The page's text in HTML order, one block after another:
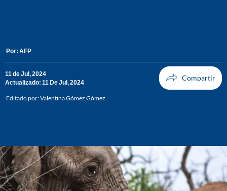
Por: AFP
11 de Jul, 2024
Actualizado: 11 De Jul, 2024
Editado por:Valentina Gómez Gómez